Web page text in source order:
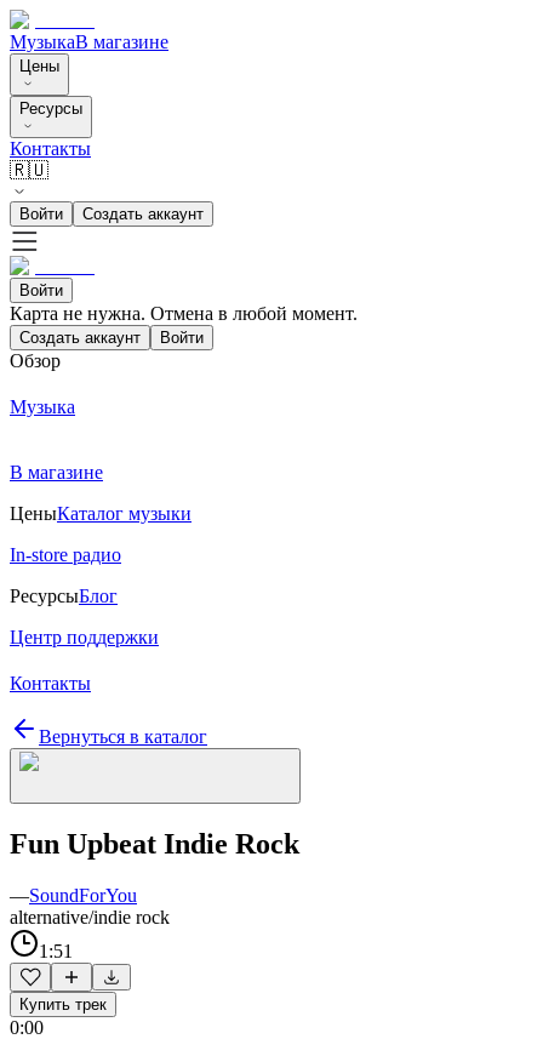
МузыкаВ магазине
Цены
Ресурсы
Контакты
🇷🇺
Войти Создать аккаунт
Войти
Карта не нужна. Отмена в любой момент.
Создать аккаунт Войти
Обзор
Музыка
В магазине
ЦеныКаталог музыки
In-store радио
РесурсыБлог
Центр поддержки
Контакты
Вернуться в каталог
Fun Upbeat Indie Rock
—SoundForYou
alternative/indie rock
1:51
Купить трек
0:00